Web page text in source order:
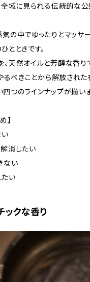
全域に見られる伝統的な
の中でゆったりとマッサ
とときです。
天然オイルと芳醇な香り
るべきことから解放された
つのラインナップが揃い
】
い
消したい
ない
たい
ックな香り